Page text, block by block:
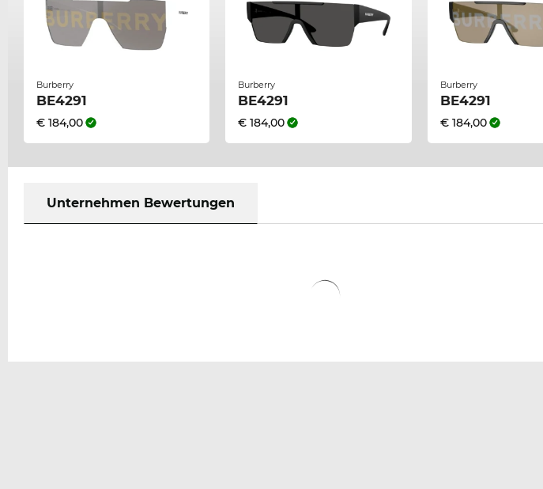
Burberry
BE4291
€ 184,00
Burberry
BE4291
€ 184,00
Burberry
BE4291
€ 184,00
Unternehmen Bewertungen